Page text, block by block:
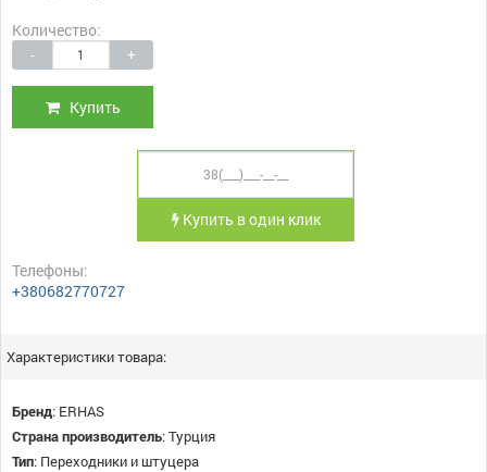
Количество:
- +
Купить
Купить в один клик
Телефоны:
+380682770727
Характеристики товара:
Бренд: ERHAS
Страна производитель:Турция
Тип: Переходники и штуцера